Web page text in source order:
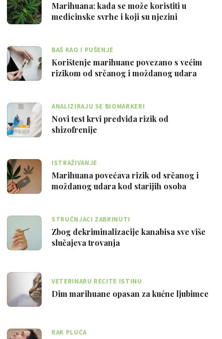
Marihuana: kada se može koristiti u
medicinske svrhe i koji su njezini
BAŠ KAO I PUŠENJE
Korištenje marihuane povezano s većim
rizikom od srčanog i moždanog udara
ANALIZIRAJU SE BIOMARKERI
Novi test krvi predviđa rizik od
shizofrenije
ISTRAŽIVANJE
Marihuana povećava rizik od srčanog i
moždanog udara kod starijih osoba
STRUČNJACI ZABRINUTI
Zbog dekriminalizacije kanabisa sve više
slučajeva trovanja
VETERINARU RECITE ISTINU
Dim marihuane opasan za kućne ljubimce
RAK PLUĆA